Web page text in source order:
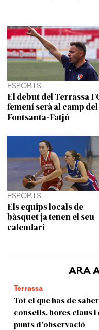
ARA
Terrassa
Tot el que has de
consells, hores claus
punts d'observació
ESPORTS
El debut del Terrassa
femení serà al camp del
Fontsanta-Fatjó
ESPORTS
Els equips locals de
bàsquet ja tenen el seu
calendari